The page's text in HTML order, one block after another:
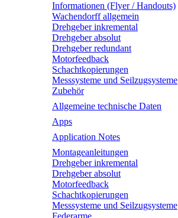
Informationen (Flyer / Handouts)
Wachendorff allgemein
Drehgeber inkremental
Drehgeber absolut
Drehgeber redundant
Motorfeedback
Schachtkopierungen
Messsysteme und Seilzugsysteme
Zubehör
Allgemeine technische Daten
Apps
Application Notes
Montageanleitungen
Drehgeber inkremental
Drehgeber absolut
Motorfeedback
Schachtkopierungen
Messsysteme und Seilzugsysteme
Federarme